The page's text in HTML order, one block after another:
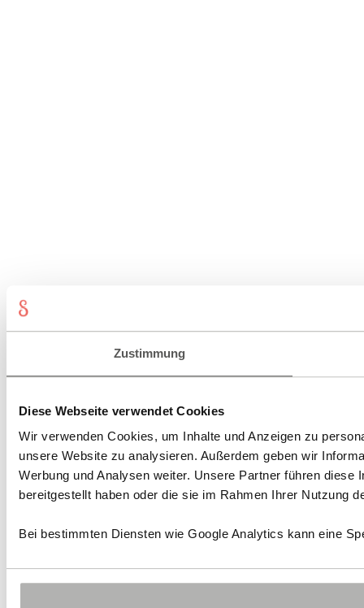
Zustimmung
Diese Webseite verwendet Cookies
Wir verwenden Cookies, um Inhalte und Anzeigen zu
unsere Website zu analysieren. Außerdem geben wir
Werbung und Analysen weiter. Unsere Partner führen
bereitgestellt haben oder die sie im Rahmen Ihrer Nutzung
Bei bestimmten Diensten wie Google Analytics kann eine